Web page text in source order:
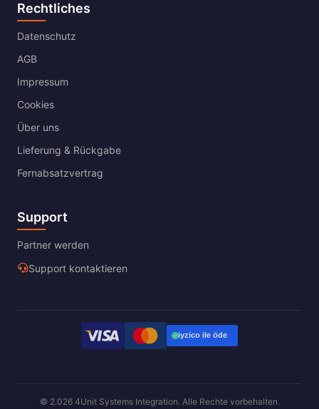
Rechtliches
Datenschutz
AGB
Impressum
Cookies
Über uns
Lieferung & Rückgabe
Fernabsatzvertrag
Support
Partner werden
Support kontaktieren
© 2.026 4Unit Systems Integration. Alle Rechte vorbehalten.